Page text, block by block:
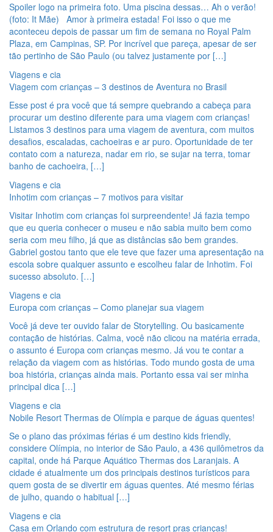
Spoiler logo na primeira foto. Uma piscina dessas… Ah o verão!
(foto: It Mãe) Amor à primeira estada! Foi isso o que me
aconteceu depois de passar um fim de semana no Royal Palm
Plaza, em Campinas, SP. Por incrível que pareça, apesar de ser
tão pertinho de São Paulo (ou talvez justamente por […]
Viagens e cia
Viagem com crianças – 3 destinos de Aventura no Brasil
Esse post é pra você que tá sempre quebrando a cabeça para
procurar um destino diferente para uma viagem com crianças!
Listamos 3 destinos para uma viagem de aventura, com muitos
desafios, escaladas, cachoeiras e ar puro. Oportunidade de ter
contato com a natureza, nadar em rio, se sujar na terra, tomar
banho de cachoeira, […]
Viagens e cia
Inhotim com crianças – 7 motivos para visitar
Visitar Inhotim com crianças foi surpreendente! Já fazia tempo
que eu queria conhecer o museu e não sabia muito bem como
seria com meu filho, já que as distâncias são bem grandes.
Gabriel gostou tanto que ele teve que fazer uma apresentação na
escola sobre qualquer assunto e escolheu falar de Inhotim. Foi
sucesso absoluto. […]
Viagens e cia
Europa com crianças – Como planejar sua viagem
Você já deve ter ouvido falar de Storytelling. Ou basicamente
contação de histórias. Calma, você não clicou na matéria errada,
o assunto é Europa com crianças mesmo. Já vou te contar a
relação da viagem com as histórias. Todo mundo gosta de uma
boa história, crianças ainda mais. Portanto essa vai ser minha
principal dica […]
Viagens e cia
Nobile Resort Thermas de Olímpia e parque de águas quentes!
Se o plano das próximas férias é um destino kids friendly,
considere Olímpia, no interior de São Paulo, a 436 quilômetros da
capital, onde há Parque Aquático Thermas dos Laranjais. A
cidade é atualmente um dos principais destinos turísticos para
quem gosta de se divertir em águas quentes. Até mesmo férias
de julho, quando o habitual […]
Viagens e cia
Casa em Orlando com estrutura de resort pras crianças!